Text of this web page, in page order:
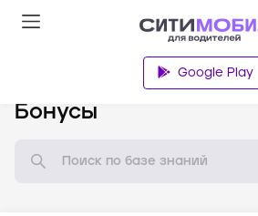
Google Play
Бонусы